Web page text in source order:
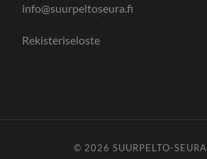
info@suurpeltoseura.fi
Rekisteriseloste
© 2026SUURPELTO-SEURA